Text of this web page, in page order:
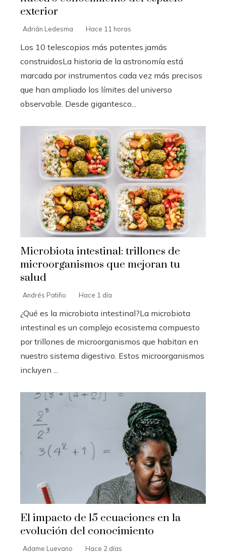
exterior
Adrián Ledesma Hace 11 horas
Los 10 telescopios más potentes jamás
construidosLa historia de la astronomía está
marcada por instrumentos cada vez más precisos
que han ampliado los límites del universo
observable. Desde gigantesco...
Microbiota intestinal: trillones de
microorganismos que mejoran tu
salud
Andrés Patiño Hace 1 día
¿Qué es la microbiota intestinal?La microbiota
intestinal es un complejo ecosistema compuesto
por trillones de microorganismos que habitan en
nuestro sistema digestivo. Estos microorganismos
incluyen ...
El impacto de 15 ecuaciones en la
evolución del conocimiento
Adame Luevano Hace 2 días